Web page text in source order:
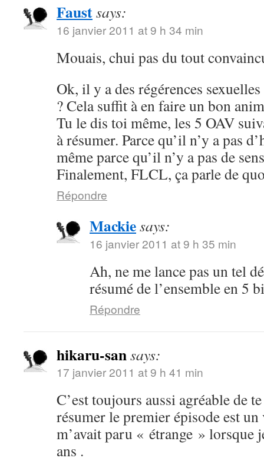
Faustsays:
16 janvier 2011 at 9 h 34 min
Mouais, chui pas du tout
Ok, il y a des régérences
? Cela suffit à en faire un bon
Tu le dis toi même, les 5 OAV
à résumer. Parce qu’il n’y a pas
même parce qu’il n’y a pas de
Finalement, FLCL, ça parle de
Répondre
Mackiesays:
16 janvier 2011 at 9 h 35 min
Ah, ne me lance pas un tel
résumé de l’ensemble en 5
Répondre
hikaru-sansays:
17 janvier 2011 at 9 h 41 min
C’est toujours aussi agréable de
résumer le premier épisode est
m’avait paru « étrange » lorsque
ans .